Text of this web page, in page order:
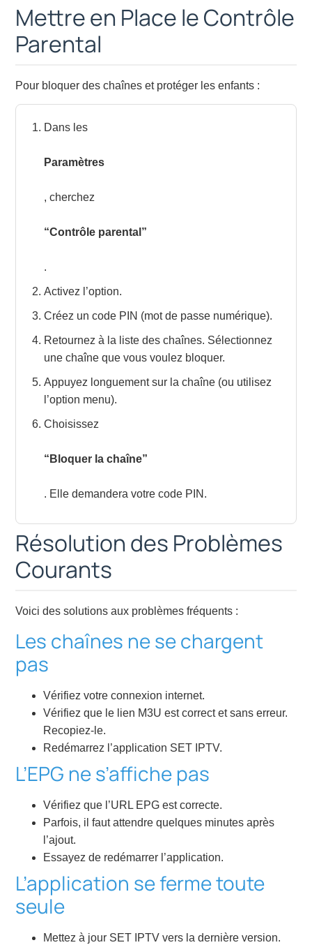
Mettre en Place le Contrôle
Parental
Pour bloquer des chaînes et protéger les enfants :
Dans les
Paramètres
, cherchez
“Contrôle parental”
.
Activez l’option.
Créez un code PIN (mot de passe numérique).
Retournez à la liste des chaînes. Sélectionnez
une chaîne que vous voulez bloquer.
Appuyez longuement sur la chaîne (ou utilisez
l’option menu).
Choisissez
“Bloquer la chaîne”
. Elle demandera votre code PIN.
Résolution des Problèmes
Courants
Voici des solutions aux problèmes fréquents :
Les chaînes ne se chargent
pas
Vérifiez votre connexion internet.
Vérifiez que le lien M3U est correct et sans erreur.
Recopiez-le.
Redémarrez l’application SET IPTV.
L’EPG ne s’affiche pas
Vérifiez que l’URL EPG est correcte.
Parfois, il faut attendre quelques minutes après
l’ajout.
Essayez de redémarrer l’application.
L’application se ferme toute
seule
Mettez à jour SET IPTV vers la dernière version.